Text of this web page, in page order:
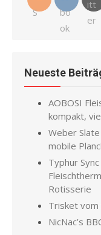
Neueste
AOBOSI
kompakt,
Weber
mobile
Typhur
Rotisserie
Trisket vom
NicNac’s